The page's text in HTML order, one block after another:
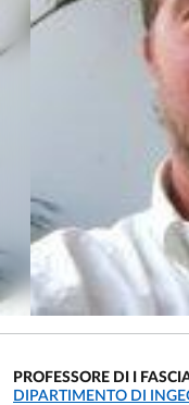
PROFESSORE DI I
UNITÀ ORGANIZZATIVA
DIPARTIMENTO DI